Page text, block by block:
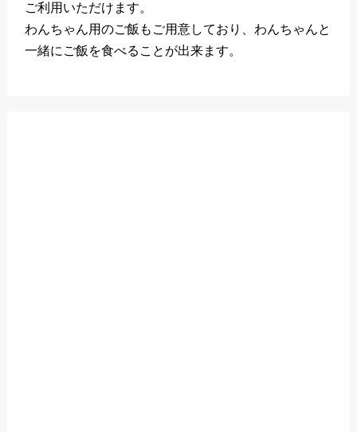
ご利用いただけます。
わんちゃん用のご飯もご用意しており、わんちゃんと
一緒にご飯を食べることが出来ます。